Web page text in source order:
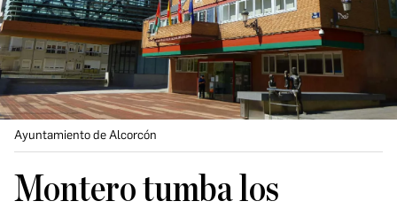
Ayuntamiento de Alcorcón
Montero tumba los